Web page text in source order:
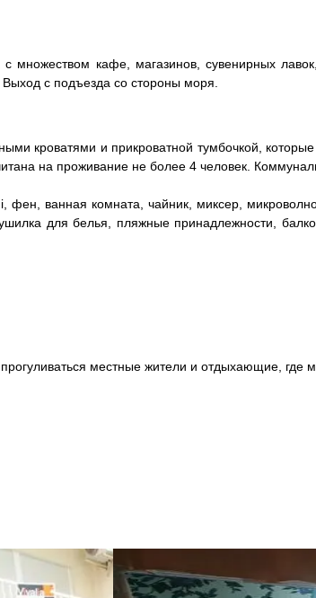
кафе, магазинов, сувенирных
с подъезда со стороны моря.
кроватями и прикроватной тумбочкой,
на проживание не более 4 человек.
ванная комната, чайник, миксер,
для белья, пляжные принадлежности,
местные жители и отдыхающие, где